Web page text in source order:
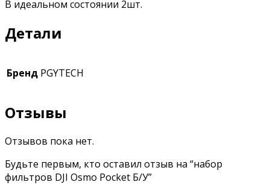
В идеальном состоянии 2шт.
Детали
Бренд PGYTECH
Отзывы
Отзывов пока нет.
Будьте первым, кто оставил отзыв на “набор
фильтров DJI Osmo Pocket Б/У”